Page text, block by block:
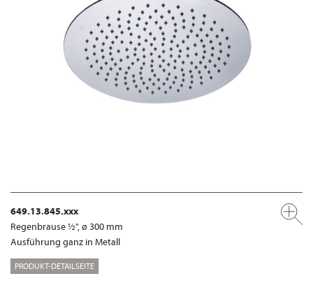
649.13.845.xxx
Regenbrause ½", ø 300 mm
Ausführung ganz in Metall
PRODUKT-DETAILSEITE